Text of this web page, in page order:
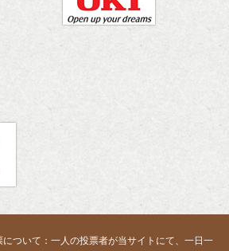
について：一人の投票者が当サイトにて、一日一